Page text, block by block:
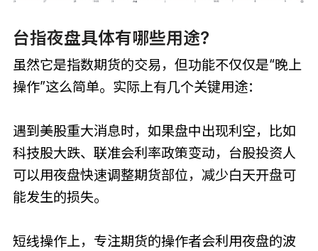
台指夜盘具体有哪些用途?
虽然它是指数期货的交易，但功能不仅仅是“晚上
操作”这么简单。实际上有几个关键用途：
遇到美股重大消息时，如果盘中出现利空，比如
科技股大跌、联准会利率政策变动，台股投资人
可以用夜盘快速调整期货部位，减少白天开盘可
能发生的损失。
短线操作上，专注期货的操作者会利用夜盘的波